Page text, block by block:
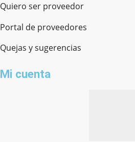
Quiero ser proveedor
Portal de proveedores
Quejas y sugerencias
Mi cuenta